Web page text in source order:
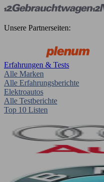
Unsere Partnerseiten:
Erfahrungen & Tests
Alle Marken
Alle Erfahrungsberichte
Elektroautos
Alle Testberichte
Top 10 Listen